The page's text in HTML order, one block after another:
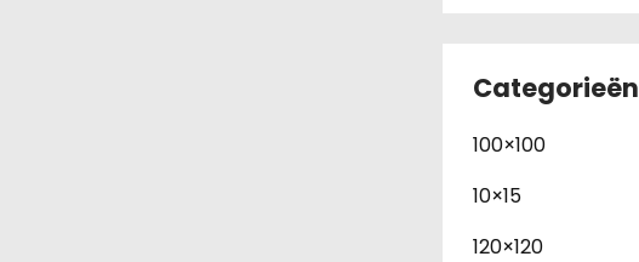
Categorieën
100×100
10×15
120×120